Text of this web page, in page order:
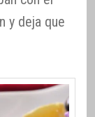
y deja que